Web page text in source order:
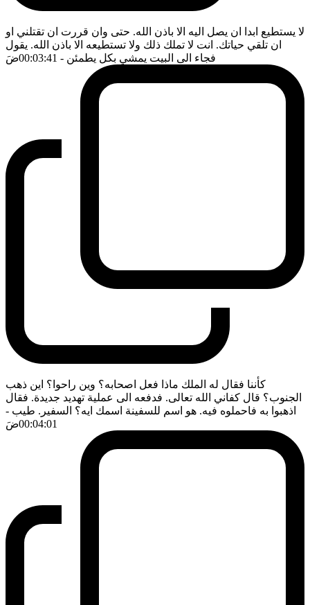
لا يستطيع ابدا ان يصل اليه الا باذن الله. حتى وان قررت ان تقتلني او
ان تلقي حياتك. انت لا تملك ذلك ولا تستطيعه الا باذن الله. يقول
فجاء الى البيت يمشي بكل يطمئن - 00:03:41 ضَ
كأننا فقال له الملك ماذا فعل اصحابه؟ وين راحوا؟ اين ذهب
الجنوب؟ قال كفاني الله تعالى. فدفعه الى عملية تهديد جديدة. فقال
اذهبوا به فاحملوه فيه. هو اسم للسفينة اسمك ايه؟ السفير. طيب -
00:04:01ضَ